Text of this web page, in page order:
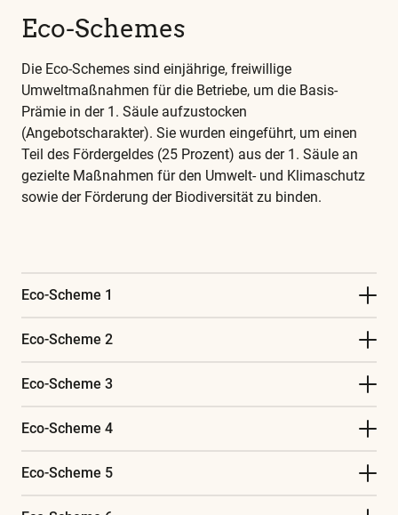
alle
wichtigen
Begriffe
finden
Sie
in
unserem
Glossar
Eco-Schemes
Die Eco-Schemes sind einjährige, freiwillige
Umweltmaßnahmen für die Betriebe, um die Basis-
Prämie in der 1. Säule aufzustocken
(Angebotscharakter). Sie wurden eingeführt, um einen
Teil des Fördergeldes (25 Prozent) aus der 1. Säule an
gezielte Maßnahmen für den Umwelt- und Klimaschutz
sowie der Förderung der Biodiversität zu binden.
Eco-Scheme 1
Eco-Scheme 2
Eco-Scheme 3
Eco-Scheme 4
Eco-Scheme 5